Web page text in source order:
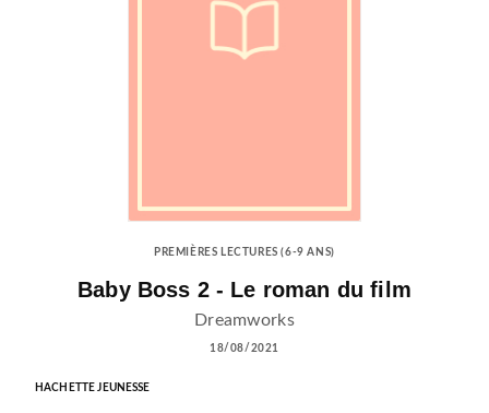
PREMIÈRES LECTURES (6-9 ANS)
Baby Boss 2 - Le roman du film
Dreamworks
18/08/2021
HACHETTE JEUNESSE